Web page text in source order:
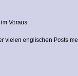
Voraus.
vielen englischen Posts